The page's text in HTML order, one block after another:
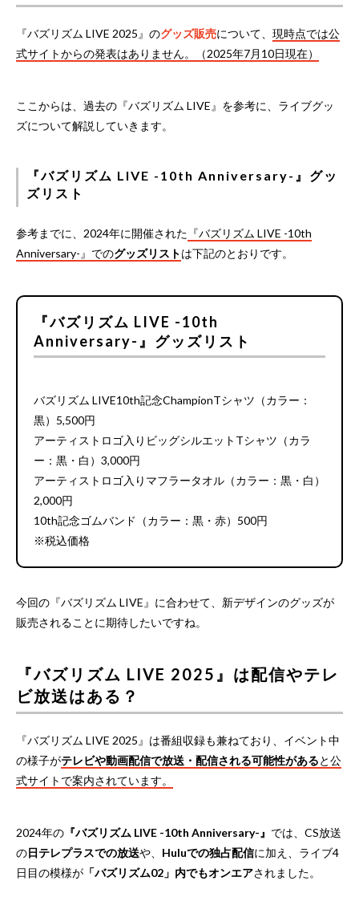
『バズリズム LIVE 2025』のグッズ販売について、 現時点では公
式サイトからの発表はありません。（2025年7月10日現在）
ここからは、過去の『バズリズム LIVE』を参考に、ライブグッ
ズについて解説していきます。
『バズリズム LIVE -10th Anniversary-』グッ
ズリスト
参考までに、2024年に開催された 『バズリズム LIVE -10th
Anniversary-』でのグッズリストは下記のとおりです。
『バズリズム LIVE -10th
Anniversary-』グッズリスト
バズリズム LIVE10th記念ChampionTシャツ（カラー：
黒）5,500円
アーティストロゴ入りビッグシルエットTシャツ（カラ
ー：黒・白）3,000円
アーティストロゴ入りマフラータオル（カラー：黒・白）
2,000円
10th記念ゴムバンド（カラー：黒・赤）500円
※税込価格
今回の『バズリズム LIVE』に合わせて、新デザインのグッズが
販売されることに期待したいですね。
『バズリズム LIVE 2025』は配信やテレ
ビ放送はある？
『バズリズム LIVE 2025』は番組収録も兼ねており、イベント中
の様子がテレビや動画配信で放送・配信される可能性があると公
式サイトで案内されています。
2024年の 『バズリズム LIVE -10th Anniversary-』 では、CS放送
の日テレプラスでの放送や、 Huluでの独占配信に加え、ライブ4
日目の模様が 「バズリズム02」内でもオンエアされました。